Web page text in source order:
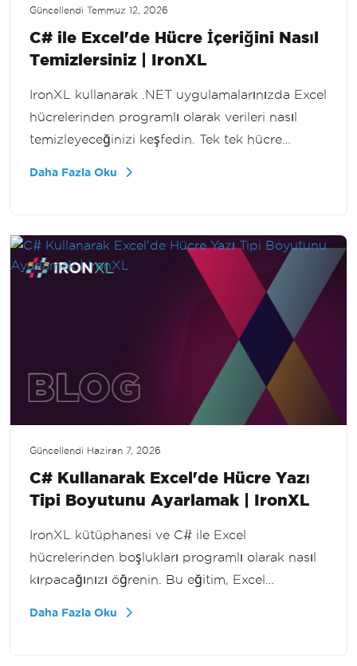
Güncellendi Temmuz 12, 2026
C# ile Excel'de Hücre İçeriğini Nasıl
Temizlersiniz | IronXL
IronXL kullanarak .NET uygulamalarınızda Excel
hücrelerinden programlı olarak verileri nasıl
temizleyeceğinizi keşfedin. Tek tek hücre
Daha Fazla Oku
Güncellendi Haziran 7, 2026
C# Kullanarak Excel'de Hücre Yazı
Tipi Boyutunu Ayarlamak | IronXL
IronXL kütüphanesi ve C# ile Excel
hücrelerinden boşlukları programlı olarak nasıl
kırpacağınızı öğrenin. Bu eğitim, Excel
Daha Fazla Oku